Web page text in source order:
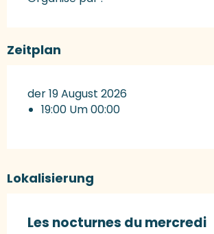
Zeitplan
der 19 August 2026
19:00 Um 00:00
Lokalisierung
Les nocturnes du mercredi